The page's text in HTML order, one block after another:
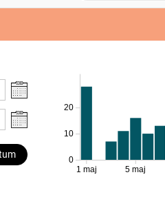
0
10
20
1 maj 5 maj